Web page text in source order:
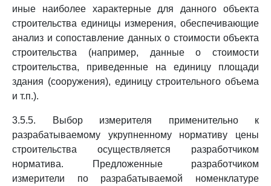
иные наиболее характерные для данного объекта
строительства единицы измерения, обеспечивающие
анализ и сопоставление данных о стоимости объекта
строительства (например, данные о стоимости
строительства, приведенные на единицу площади
здания (сооружения), единицу строительного объема
и т.п.).
3.5.5. Выбор измерителя применительно к
разрабатываемому укрупненному нормативу цены
строительства осуществляется разработчиком
норматива. Предложенные разработчиком
измерители по разрабатываемой номенклатуре